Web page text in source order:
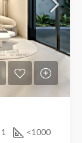
1 <1000